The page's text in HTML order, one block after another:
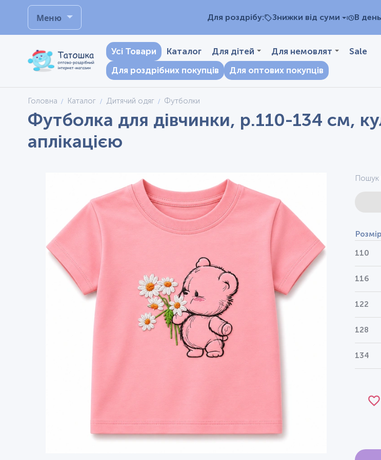
Меню Для роздрібу: Знижки від суми В
Усі Товари Каталог Для дітей Для немовлят
Sale
Для роздрібних покупців
Для оптових покупців
Головна Каталог Дитячий одяг Футболки
Футболка для дівчинки, р.110-134 см,
аплікацією
Пошук
Розмір
110
116
122
128
134